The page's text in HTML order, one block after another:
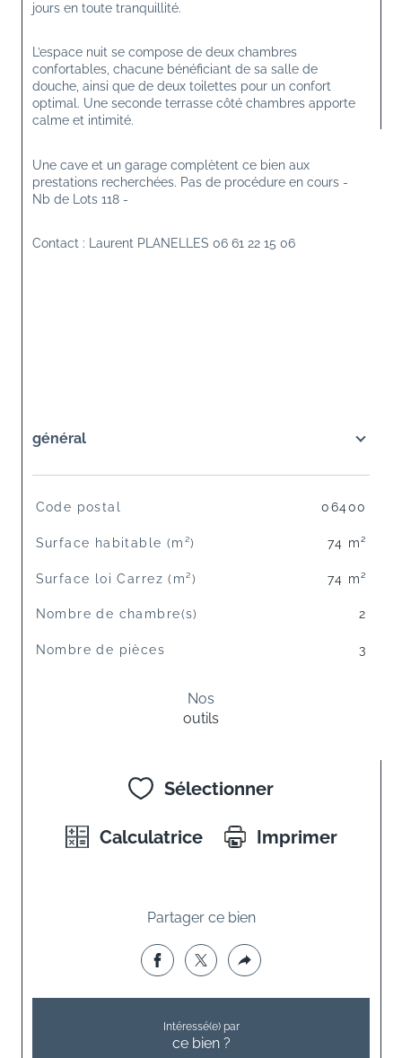
jours en toute tranquillité.
L’espace nuit se compose de deux chambres
confortables, chacune bénéficiant de sa salle de
douche, ainsi que de deux toilettes pour un confort
optimal. Une seconde terrasse côté chambres apporte
calme et intimité.
Une cave et un garage complètent ce bien aux
prestations recherchées. Pas de procédure en cours -
Nb de Lots 118 -
Contact : Laurent PLANELLES 06 61 22 15 06
général
TRAD_SIROCCO_Caracteristique
Code postal 06400
Surface habitable (m²) 74 m²
Surface loi Carrez (m²) 74 m²
Nombre de chambre(s) 2
Nombre de pièces 3
Nos
outils
Sélectionner
Calculatrice Imprimer
Partager ce bien
Intéressé(e) par
ce bien ?